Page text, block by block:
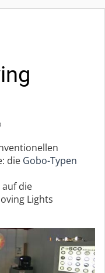
die Gobo-Typen
die
Lights